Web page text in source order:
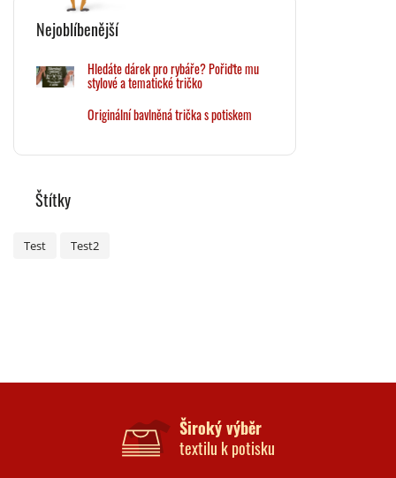
Nejoblíbenější
Hledáte dárek pro rybáře? Pořiďte mu
stylové a tematické tričko
Originální bavlněná trička s potiskem
Štítky
Test Test2
Široký výběr
textilu k potisku